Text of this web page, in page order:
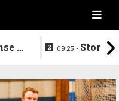
09:25 -